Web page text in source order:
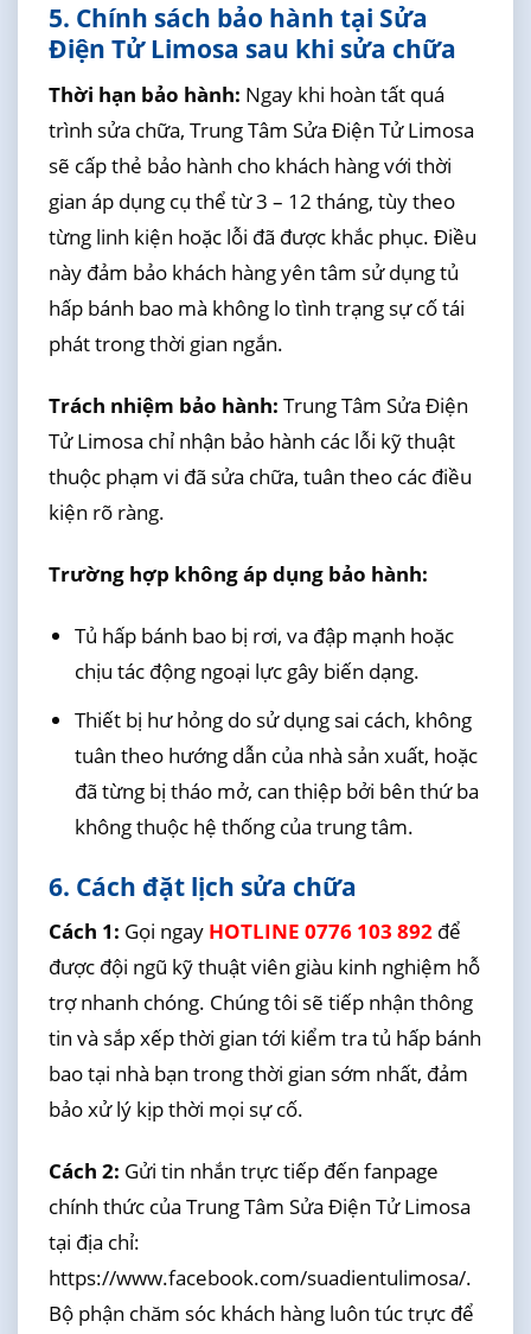
5. Chính sách bảo hành tại Sửa
Điện Tử Limosa sau khi sửa chữa
Thời hạn bảo hành: Ngay khi hoàn tất quá
trình sửa chữa, Trung Tâm Sửa Điện Tử Limosa
sẽ cấp thẻ bảo hành cho khách hàng với thời
gian áp dụng cụ thể từ 3 – 12 tháng, tùy theo
từng linh kiện hoặc lỗi đã được khắc phục. Điều
này đảm bảo khách hàng yên tâm sử dụng tủ
hấp bánh bao mà không lo tình trạng sự cố tái
phát trong thời gian ngắn.
Trách nhiệm bảo hành: Trung Tâm Sửa Điện
Tử Limosa chỉ nhận bảo hành các lỗi kỹ thuật
thuộc phạm vi đã sửa chữa, tuân theo các điều
kiện rõ ràng.
Trường hợp không áp dụng bảo hành:
Tủ hấp bánh bao bị rơi, va đập mạnh hoặc
chịu tác động ngoại lực gây biến dạng.
Thiết bị hư hỏng do sử dụng sai cách, không
tuân theo hướng dẫn của nhà sản xuất, hoặc
đã từng bị tháo mở, can thiệp bởi bên thứ ba
không thuộc hệ thống của trung tâm.
6. Cách đặt lịch sửa chữa
Cách 1: Gọi ngay HOTLINE 0776 103 892để
được đội ngũ kỹ thuật viên giàu kinh nghiệm hỗ
trợ nhanh chóng. Chúng tôi sẽ tiếp nhận thông
tin và sắp xếp thời gian tới kiểm tra tủ hấp bánh
bao tại nhà bạn trong thời gian sớm nhất, đảm
bảo xử lý kịp thời mọi sự cố.
Cách 2: Gửi tin nhắn trực tiếp đến fanpage
chính thức của Trung Tâm Sửa Điện Tử Limosa
tại địa chỉ:
https://www.facebook.com/suadientulimosa/.
Bộ phận chăm sóc khách hàng luôn túc trực để